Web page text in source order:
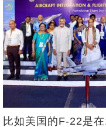
比如美国的F-22是